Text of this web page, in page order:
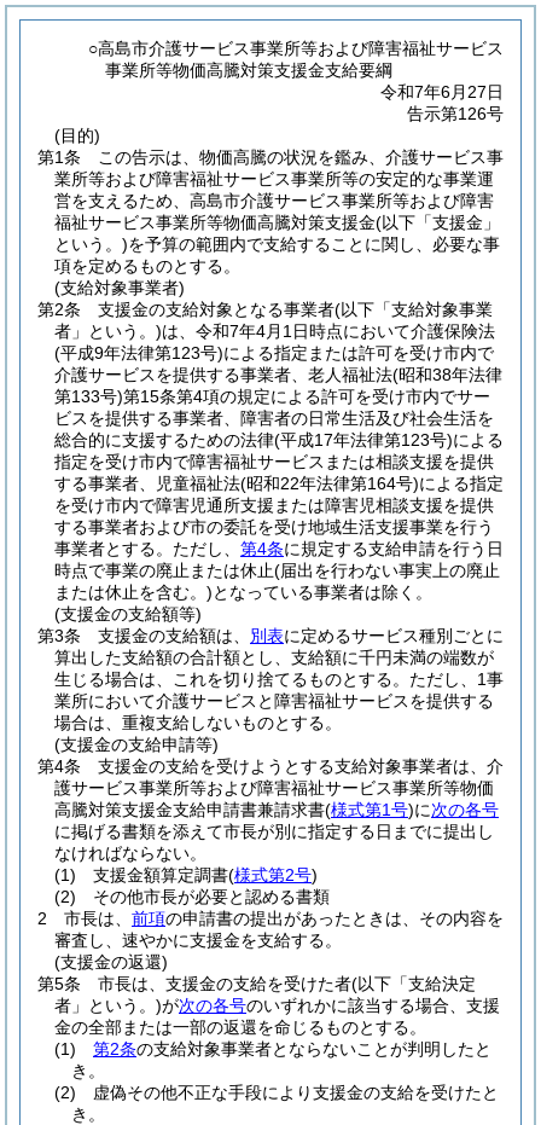
○高島市介護サービス事業所等および障害福祉サービス
事業所等物価高騰対策支援金支給要綱
令和7年6月27日
告示第126号
(目的)
第1条
この告示は、物価高騰の状況を鑑み、介護サービス事
業所等および障害福祉サービス事業所等の安定的な事業運
営を支えるため、高島市介護サービス事業所等および障害
福祉サービス事業所等物価高騰対策支援金(以下「支援金」
という。)を予算の範囲内で支給することに関し、必要な事
項を定めるものとする。
(支給対象事業者)
第2条
支援金の支給対象となる事業者(以下「支給対象事業
者」という。)は、令和7年4月1日時点において介護保険法
(平成9年法律第123号)による指定または許可を受け市内で
介護サービスを提供する事業者、老人福祉法(昭和38年法律
第133号)第15条第4項の規定による許可を受け市内でサー
ビスを提供する事業者、障害者の日常生活及び社会生活を
総合的に支援するための法律(平成17年法律第123号)による
指定を受け市内で障害福祉サービスまたは相談支援を提供
する事業者、児童福祉法(昭和22年法律第164号)による指定
を受け市内で障害児通所支援または障害児相談支援を提供
する事業者および市の委託を受け地域生活支援事業を行う
事業者とする。 ただし、 第4条に規定する支給申請を行う日
時点で事業の廃止または休止(届出を行わない事実上の廃止
または休止を含む。)となっている事業者は除く。
(支援金の支給額等)
第3条
支援金の支給額は、 別表に定めるサービス種別ごとに
算出した支給額の合計額とし、支給額に千円未満の端数が
生じる場合は、これを切り捨てるものとする。 ただし、1事
業所において介護サービスと障害福祉サービスを提供する
場合は、重複支給しないものとする。
(支援金の支給申請等)
第4条
支援金の支給を受けようとする支給対象事業者は、介
護サービス事業所等および障害福祉サービス事業所等物価
高騰対策支援金支給申請書兼請求書(様式第1号)に次の各号
に掲げる書類を添えて市長が別に指定する日までに提出し
なければならない。
(1)
支援金額算定調書(様式第2号)
(2)
その他市長が必要と認める書類
2
市長は、 前項の申請書の提出があったときは、その内容を
審査し、速やかに支援金を支給する。
(支援金の返還)
第5条
市長は、支援金の支給を受けた者(以下「支給決定
者」という。)が次の各号のいずれかに該当する場合、支援
金の全部または一部の返還を命じるものとする。
(1)
第2条の支給対象事業者とならないことが判明したと
き。
(2)
虚偽その他不正な手段により支援金の支給を受けたと
き。